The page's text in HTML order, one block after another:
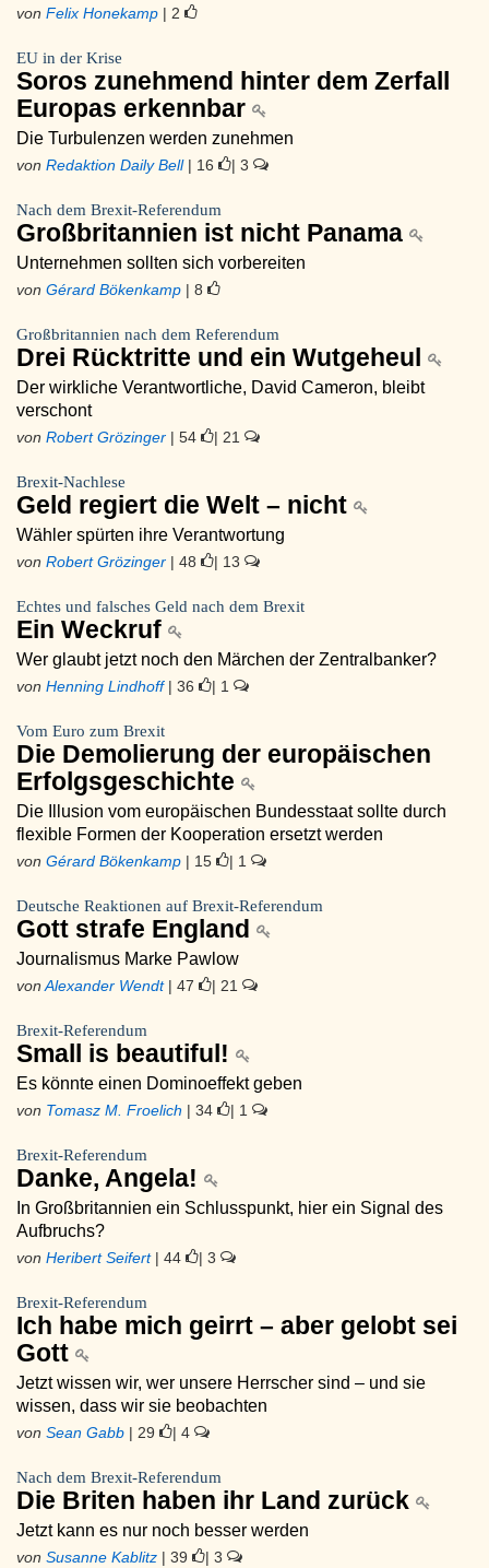
von Felix Honekamp | 2
EU in der Krise
Soros zunehmend hinter dem Zerfall
Europas erkennbar
Die Turbulenzen werden zunehmen
von Redaktion Daily Bell| 16 | 3
Nach dem Brexit-Referendum
Großbritannien ist nicht Panama
Unternehmen sollten sich vorbereiten
von Gérard Bökenkamp | 8
Großbritannien nach dem Referendum
Drei Rücktritte und ein Wutgeheul
Der wirkliche Verantwortliche, David Cameron, bleibt
verschont
von Robert Grözinger | 54 | 21
Brexit-Nachlese
Geld regiert die Welt – nicht
Wähler spürten ihre Verantwortung
von Robert Grözinger | 48 | 13
Echtes und falsches Geld nach dem Brexit
Ein Weckruf
Wer glaubt jetzt noch den Märchen der Zentralbanker?
von Henning Lindhoff| 36 | 1
Vom Euro zum Brexit
Die Demolierung der europäischen
Erfolgsgeschichte
Die Illusion vom europäischen Bundesstaat sollte durch
flexible Formen der Kooperation ersetzt werden
von Gérard Bökenkamp | 15 | 1
Deutsche Reaktionen auf Brexit-Referendum
Gott strafe England
Journalismus Marke Pawlow
von Alexander Wendt| 47 | 21
Brexit-Referendum
Small is beautiful!
Es könnte einen Dominoeffekt geben
von Tomasz M. Froelich | 34 | 1
Brexit-Referendum
Danke, Angela!
In Großbritannien ein Schlusspunkt, hier ein Signal des
Aufbruchs?
von Heribert Seifert| 44 | 3
Brexit-Referendum
Ich habe mich geirrt – aber gelobt sei
Gott
Jetzt wissen wir, wer unsere Herrscher sind – und sie
wissen, dass wir sie beobachten
von Sean Gabb | 29 | 4
Nach dem Brexit-Referendum
Die Briten haben ihr Land zurück
Jetzt kann es nur noch besser werden
von Susanne Kablitz | 39 | 3